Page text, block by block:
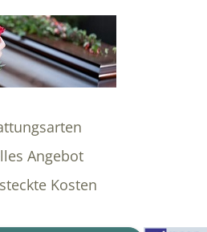
Angebot
Kosten